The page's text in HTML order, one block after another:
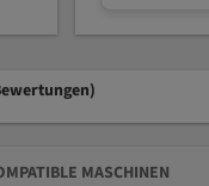
MASCHINEN